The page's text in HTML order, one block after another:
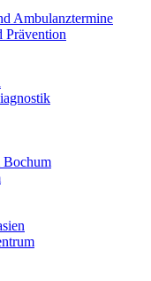
Ambulanztermine
Prävention
Bochum